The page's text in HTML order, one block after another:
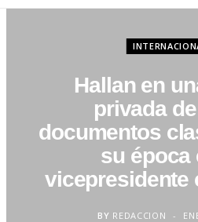
Hallan en
privada
documentos
su época
vicepresidente
BY REDACCION